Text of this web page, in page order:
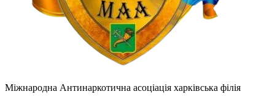
Міжнародна Антинаркотична асоціація харківська філія